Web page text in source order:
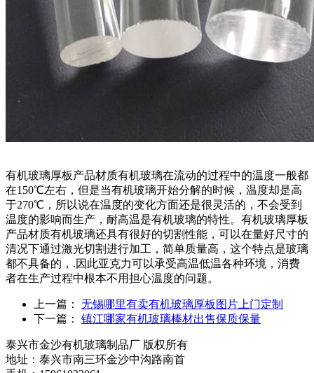
有机玻璃厚板产品材质有机玻璃在流动的过程中的温度一般都
在150℃左右，但是当有机玻璃开始分解的时候，温度却是高
于270℃，所以说在温度的变化方面还是很灵活的，不会受到
温度的影响而生产，耐高温是有机玻璃的特性。有机玻璃厚板
产品材质有机玻璃还具有很好的切割性能，可以在量好尺寸的
清况下通过激光切割进行加工，简单质量高，这个特点是玻璃
都不具备的，.因此亚克力可以承受高温低温各种环境，消费
者在生产过程中根本不用担心温度的问题。
上一篇：
无锡哪里有卖有机玻璃厚板图片上门定制
下一篇：
镇江哪家有机玻璃棒材出售保质保量
泰兴市金沙有机玻璃制品厂 版权所有
地址：泰兴市南三环金沙中沟路南首